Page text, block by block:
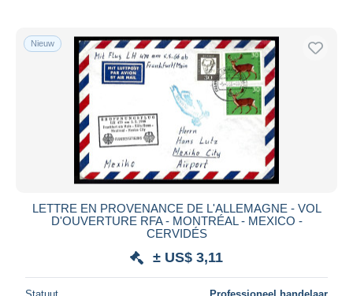
Nieuw
LETTRE EN PROVENANCE DE L'ALLEMAGNE - VOL
D'OUVERTURE RFA - MONTRÉAL - MEXICO -
CERVIDÉS
± US$ 3,11